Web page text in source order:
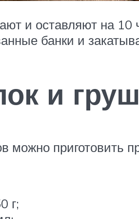
и оставляют на 10
банки и
и
можно приготовить
г;